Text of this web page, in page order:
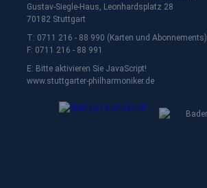
Gustav-Siegle-Haus, Leonhardsplatz 28
70182 Stuttgart
T: 0711 216 - 88 990 (Karten und Abonnements)
F: 0711 216 - 88 991
E: Bitte aktivieren Sie JavaScript!
www.stuttgarter-philharmoniker.de